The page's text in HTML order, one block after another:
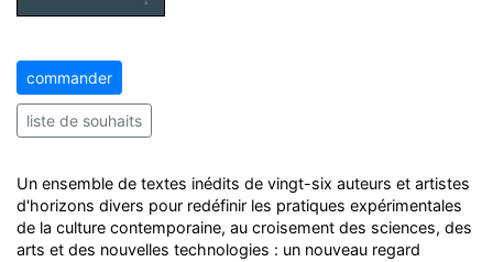
commander
liste de souhaits
Un ensemble de textes inédits de vingt-six auteurs et artistes
d'horizons divers pour redéfinir les pratiques expérimentales
de la culture contemporaine, au croisement des sciences, des
arts et des nouvelles technologies : un nouveau regard